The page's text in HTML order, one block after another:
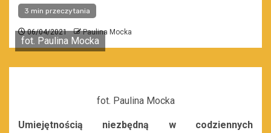
3 min przeczytania
06/04/2021 Paulina Mocka
fot. Paulina Mocka
fot. Paulina Mocka
Umiejętnością niezbędną w codziennych